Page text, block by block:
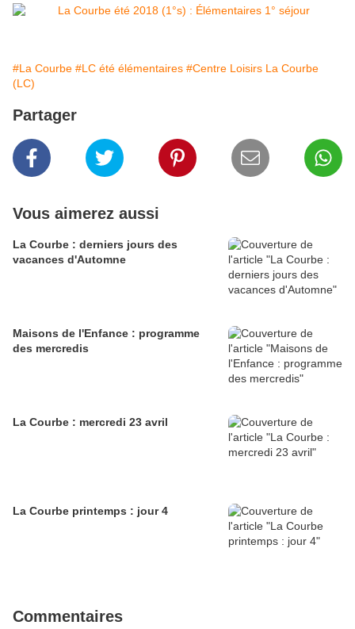
#La Courbe #LC été élémentaires #Centre Loisirs La Courbe
(LC)
Partager
Vous aimerez aussi
La Courbe : derniers jours des
vacances d'Automne
Maisons de l'Enfance : programme
des mercredis
La Courbe : mercredi 23 avril
La Courbe printemps : jour 4
Commentaires